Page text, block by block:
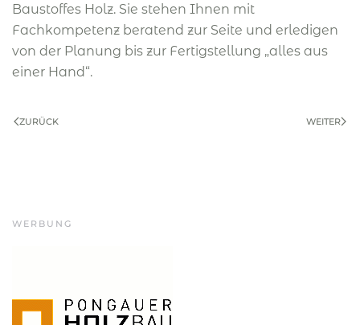
Baustoffes Holz. Sie stehen Ihnen mit
Fachkompetenz beratend zur Seite und erledigen
von der Planung bis zur Fertigstellung „alles aus
einer Hand“.
ZURÜCK WEITER
WERBUNG